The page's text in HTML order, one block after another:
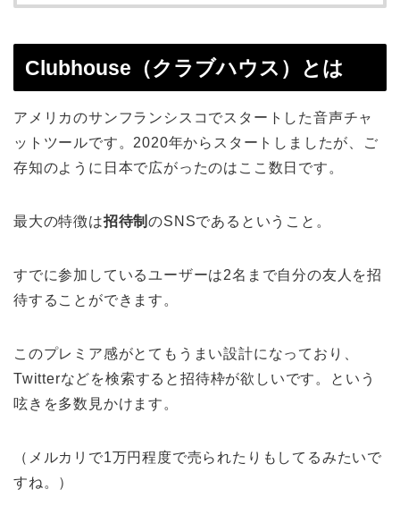
Clubhouse（クラブハウス）とは
アメリカのサンフランシスコでスタートした音声チャ
ットツールです。2020年からスタートしましたが、ご
存知のように日本で広がったのはここ数日です。
最大の特徴は招待制のSNSであるということ。
すでに参加しているユーザーは2名まで自分の友人を招
待することができます。
このプレミア感がとてもうまい設計になっており、
Twitterなどを検索すると招待枠が欲しいです。という
呟きを多数見かけます。
（メルカリで1万円程度で売られたりもしてるみたいで
すね。）